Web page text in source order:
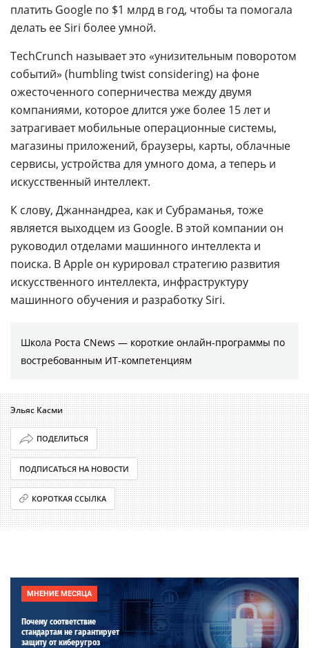
платить Google по $1 млрд в год, чтобы та помогала
делать ее Siri более умной.
TechCrunch называет это «унизительным поворотом
событий» (humbling twist considering) на фоне
ожесточенного соперничества между двумя
компаниями, которое длится уже более 15 лет и
затрагивает мобильные операционные системы,
магазины приложений, браузеры, карты, облачные
сервисы, устройства для умного дома, а теперь и
искусственный интеллект.
К слову, Джаннандреа, как и Субраманья, тоже
является выходцем из Google. В этой компании он
руководил отделами машинного интеллекта и
поиска. В Apple он курировал стратегию развития
искусственного интеллекта, инфраструктуру
машинного обучения и разработку Siri.
Школа Роста CNews — короткие онлайн-программы по
востребованным ИТ-компетенциям
Эльяс Касми
ПОДЕЛИТЬСЯ
ПОДПИСАТЬСЯ НА НОВОСТИ
КОРОТКАЯ ССЫЛКА
МНЕНИЕ МЕСЯЦА
Почему соответствие
стандартам не гарантирует
защиту от киберугроз